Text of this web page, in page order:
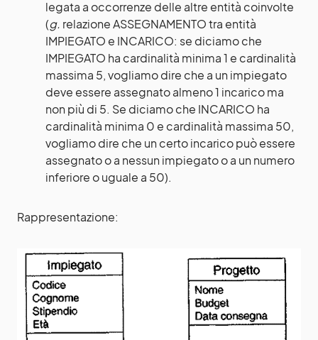
legata a occorrenze delle altre entità coinvolte
(g. relazione ASSEGNAMENTO tra entità
IMPIEGATO e INCARICO: se diciamo che
IMPIEGATO ha cardinalità minima 1 e cardinalità
massima 5, vogliamo dire che a un impiegato
deve essere assegnato almeno 1 incarico ma
non più di 5. Se diciamo che INCARICO ha
cardinalità minima 0 e cardinalità massima 50,
vogliamo dire che un certo incarico può essere
assegnato o a nessun impiegato o a un numero
inferiore o uguale a 50).
Rappresentazione: